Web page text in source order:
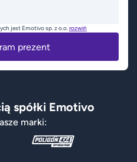
jest Emotivo sp. z o.o.rozwiń
prezent
spółki Emotivo
marki: